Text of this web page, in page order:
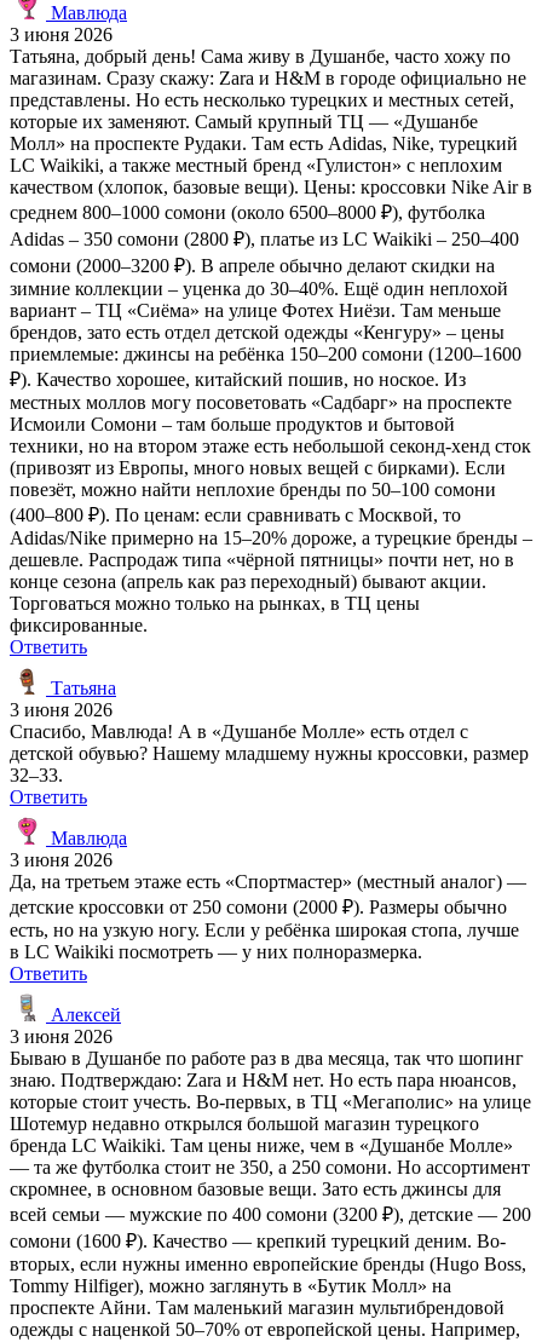
Мавлюда
3 июня 2026
Татьяна, добрый день! Сама живу в Душанбе, часто хожу по
магазинам. Сразу скажу: Zara и H&M в городе официально не
представлены. Но есть несколько турецких и местных сетей,
которые их заменяют. Самый крупный ТЦ — «Душанбе
Молл» на проспекте Рудаки. Там есть Adidas, Nike, турецкий
LC Waikiki, а также местный бренд «Гулистон» с неплохим
качеством (хлопок, базовые вещи). Цены: кроссовки Nike Air в
среднем 800–1000 сомони (около 6500–8000 ₽), футболка
Adidas – 350 сомони (2800 ₽), платье из LC Waikiki – 250–400
сомони (2000–3200 ₽). В апреле обычно делают скидки на
зимние коллекции – уценка до 30–40%. Ещё один неплохой
вариант – ТЦ «Сиёма» на улице Фотех Ниёзи. Там меньше
брендов, зато есть отдел детской одежды «Кенгуру» – цены
приемлемые: джинсы на ребёнка 150–200 сомони (1200–1600
₽). Качество хорошее, китайский пошив, но ноское. Из
местных моллов могу посоветовать «Садбарг» на проспекте
Исмоили Сомони – там больше продуктов и бытовой
техники, но на втором этаже есть небольшой секонд-хенд сток
(привозят из Европы, много новых вещей с бирками). Если
повезёт, можно найти неплохие бренды по 50–100 сомони
(400–800 ₽). По ценам: если сравнивать с Москвой, то
Adidas/Nike примерно на 15–20% дороже, а турецкие бренды –
дешевле. Распродаж типа «чёрной пятницы» почти нет, но в
конце сезона (апрель как раз переходный) бывают акции.
Торговаться можно только на рынках, в ТЦ цены
фиксированные.
Ответить
Татьяна
3 июня 2026
Спасибо, Мавлюда! А в «Душанбе Молле» есть отдел с
детской обувью? Нашему младшему нужны кроссовки, размер
32–33.
Ответить
Мавлюда
3 июня 2026
Да, на третьем этаже есть «Спортмастер» (местный аналог) —
детские кроссовки от 250 сомони (2000 ₽). Размеры обычно
есть, но на узкую ногу. Если у ребёнка широкая стопа, лучше
в LC Waikiki посмотреть — у них полноразмерка.
Ответить
Алексей
3 июня 2026
Бываю в Душанбе по работе раз в два месяца, так что шопинг
знаю. Подтверждаю: Zara и H&M нет. Но есть пара нюансов,
которые стоит учесть. Во-первых, в ТЦ «Мегаполис» на улице
Шотемур недавно открылся большой магазин турецкого
бренда LC Waikiki. Там цены ниже, чем в «Душанбе Молле»
— та же футболка стоит не 350, а 250 сомони. Но ассортимент
скромнее, в основном базовые вещи. Зато есть джинсы для
всей семьи — мужские по 400 сомони (3200 ₽), детские — 200
сомони (1600 ₽). Качество — крепкий турецкий деним. Во-
вторых, если нужны именно европейские бренды (Hugo Boss,
Tommy Hilfiger), можно заглянуть в «Бутик Молл» на
проспекте Айни. Там маленький магазин мультибрендовой
одежды с наценкой 50–70% от европейской цены. Например,